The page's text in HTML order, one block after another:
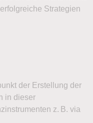
Mit der
E-Mails mit
weiteren
darf. Ich kann
Strategien